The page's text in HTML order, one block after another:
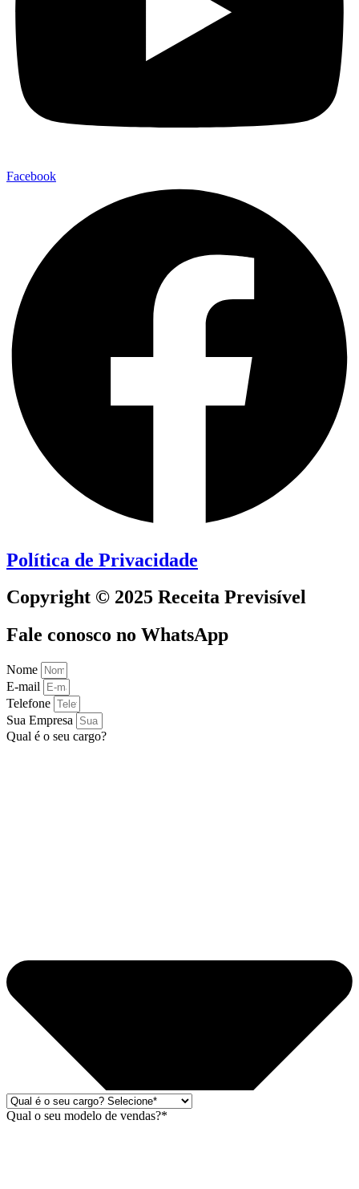
Facebook
Política de Privacidade
Copyright © 2025 Receita Previsível
Fale conosco no WhatsApp
Nome
E-mail
Telefone
Sua Empresa
Qual é o seu cargo?
Qual o seu modelo de vendas?*